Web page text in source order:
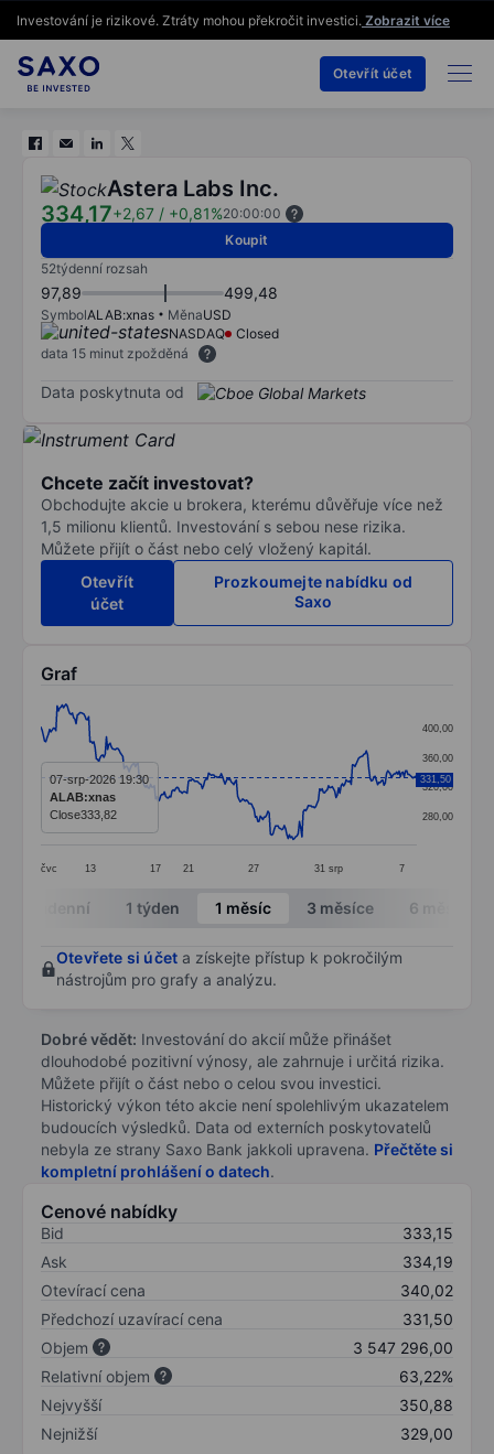
Investování je rizikové. Ztráty mohou překročit investici. Zobrazit více
Otevřít účet
Astera Labs Inc.
334,17+2,67 / +0,81%20:00:00
Koupit
52týdenní rozsah
97,89 499,48
SymbolALAB:xnas MěnaUSD
NASDAQ
Closed
data 15 minut zpožděná
Data poskytnuta od
Chcete začít investovat?
Obchodujte akcie u brokera, kterému důvěřuje více než
1,5 milionu klientů. Investování s sebou nese rizika.
Můžete přijít o část nebo celý vložený kapitál.
Otevřít
účet
Prozkoumejte nabídku od
Saxo
Graf
Line chart with 299 data points.
The chart has 1 X axis displaying categories.
The chart has 1 Y axis displaying values. Data
čvc 13 17 21 27 31 srp 7
280,00
320,00
360,00
400,00
331,50
07-srp-2026 19:30
ALAB:xnas
Close333,82
End of interactive chart.
Intradenní 1 týden 1 měsíc 3 měsíce 6 měsíců
Otevřete si účet a získejte přístup k pokročilým
nástrojům pro grafy a analýzu.
Dobré vědět: Investování do akcií může přinášet
dlouhodobé pozitivní výnosy, ale zahrnuje i určitá rizika.
Můžete přijít o část nebo o celou svou investici.
Historický výkon této akcie není spolehlivým ukazatelem
budoucích výsledků. Data od externích poskytovatelů
nebyla ze strany Saxo Bank jakkoli upravena. Přečtěte si
kompletní prohlášení o datech.
Cenové nabídky
Bid
333,15
Ask
334,19
Otevírací cena
340,02
Předchozí uzavírací cena
331,50
Objem
3 547 296,00
Relativní objem
63,22%
Nejvyšší
350,88
Nejnižší
329,00